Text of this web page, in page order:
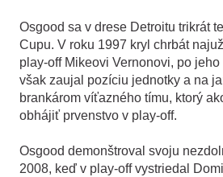
Osgood sa v drese Detroitu trikrát
Cupu. V roku 1997 kryl chrbát
play-off Mikeovi Vernonovi, po
však zaujal pozíciu jednotky a na
brankárom víťazného tímu, ktorý
obhájiť prvenstvo v play-off.
Osgood demonštroval svoju
2008, keď v play-off vystriedal